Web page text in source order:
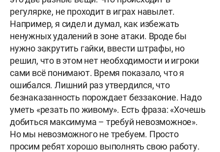
регулярке, не проходит в играх навылет.
Например, я сидел и думал, как избежать
ненужных удалений в зоне атаки. Вроде бы
нужно закрутить гайки, ввести штрафы, но
решил, что в этом нет необходимости и игроки
сами всё понимают. Время показало, что я
ошибался. Лишний раз утвердился, что
безнаказанность порождает беззаконие. Надо
уметь «резать по живому». Есть фраза: «Хочешь
добиться максимума – требуй невозможное».
Но мы невозможного не требуем. Просто
просим ребят хорошо выполнять свою работу.